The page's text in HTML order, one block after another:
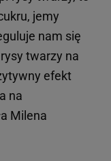
jemy
nam się
twarzy na
efekt
na
Milena